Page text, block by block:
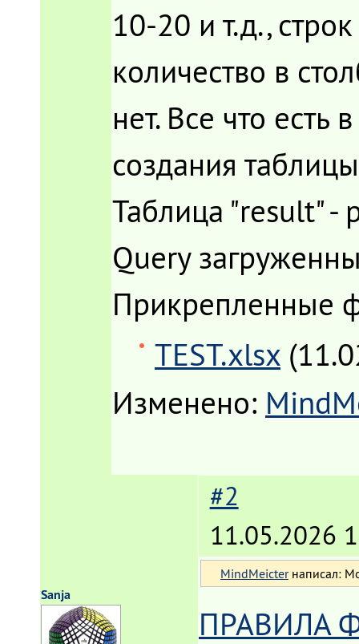
10-20 и т.д.,
количество в
нет. Все что
создания
Таблица "result" -
Query
Прикрепленные
TEST.xlsx
Изменено:
Sanja
#2
11.05.2026
MindMeicterнаписал:
ПРАВИЛА